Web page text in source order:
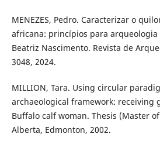
MENEZES, Pedro. Caracterizar o
africana: princípios para
Beatriz Nascimento. Revista de
3048, 2024.
MILLION, Tara. Using circular
archaeological framework: receiving
Buffalo calf woman. Thesis (Master
Alberta, Edmonton, 2002.